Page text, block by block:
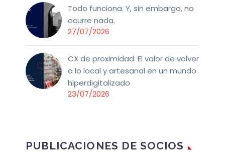
Todo funciona. Y, sin embargo, no
ocurre nada.
27/07/2026
CX de proximidad: El valor de volver
a lo local y artesanal en un mundo
hiperdigitalizado
23/07/2026
PUBLICACIONES DE SOCIOS